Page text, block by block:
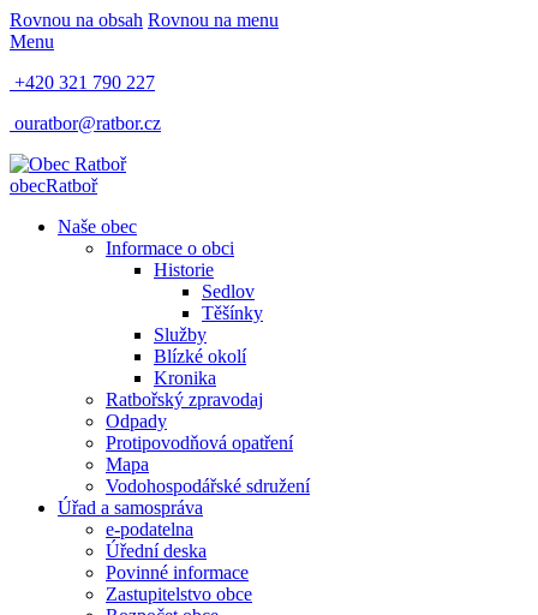
Rovnou na obsah Rovnou na menu
Menu
+420 321 790 227
ouratbor@ratbor.cz
obecRatboř
Naše obec
Informace o obci
Historie
Sedlov
Těšínky
Služby
Blízké okolí
Kronika
Ratbořský zpravodaj
Odpady
Protipovodňová opatření
Mapa
Vodohospodářské sdružení
Úřad a samospráva
e-podatelna
Úřední deska
Povinné informace
Zastupitelstvo obce